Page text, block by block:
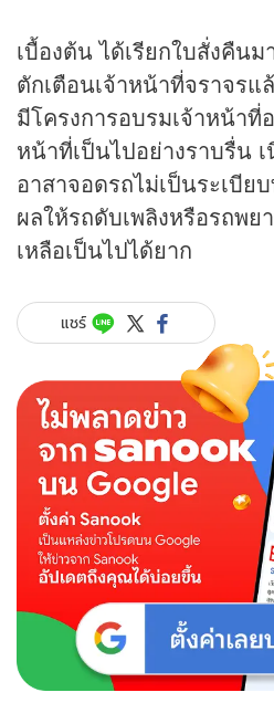
เบื้องต้น ได้เรียกใบสั่งคืน
ตักเตือนเจ้าหน้าที่จราจรแ
มีโครงการอบรมเจ้าหน้าที่
หน้าที่เป็นไปอย่างราบรื่น
อาสาจอดรถไม่เป็นระเบีย
ผลให้รถดับเพลิงหรือรถพย
เหลือเป็นไปได้ยาก
แชร์